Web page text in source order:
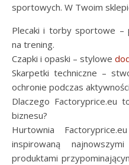
sportowych. W Twoim
Plecaki i torby sportowe –
na trening.
Czapki i opaski – stylowe
Skarpetki techniczne –
ochronie podczas
Dlaczego Factoryprice.eu
biznesu?
Hurtownia
inspirowaną
produktami